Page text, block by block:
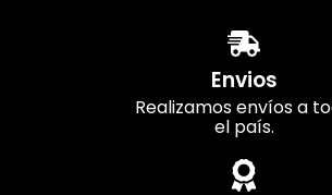
Envios
Realizamos envíos a
el país.